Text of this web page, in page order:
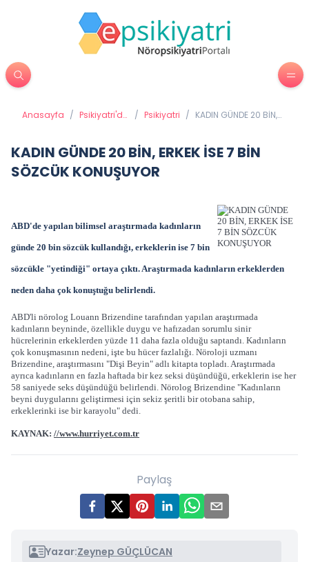
Anasayfa / Psikiyatri'de
/ Psikiyatri / KADIN GÜNDE 20 BİN,
KADIN GÜNDE 20 BİN, ERKEK İSE 7 BİN
SÖZCÜK KONUŞUYOR
ABD'de yapılan bilimsel araştırmada kadınların
günde 20 bin sözcük kullandığı, erkeklerin ise 7 bin
sözcükle "yetindiği" ortaya çıktı. Araştırmada kadınların erkeklerden
neden daha çok konuştuğu belirlendi.
ABD'li nörolog Louann Brizendine tarafından yapılan araştırmada
kadınların beyninde, özellikle duygu ve hafızadan sorumlu sinir
hücrelerinin erkeklerden yüzde 11 daha fazla olduğu saptandı. Kadınların
çok konuşmasının nedeni, işte bu hücer fazlalığı. Nöroloji uzmanı
Brizendine, araştırmasını "Dişi Beyin" adlı kitapta topladı. Araştırmada
ayrıca kadınların en fazla haftada bir kez seksi düşündüğü, erkeklerin ise her
58 saniyede seks düşündüğü belirlendi. Nörolog Brizendine "Kadınların
beyni duygularını geliştirmesi için sekiz şeritli bir otobana sahip,
erkeklerinki ise bir karayolu" dedi.
KAYNAK: //www.hurriyet.com.tr
Paylaş
Yazar:Zeynep GÜÇLÜCAN